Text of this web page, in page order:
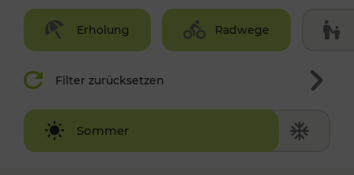
Erholung Radwege
Filter zurücksetzen
Sommer
Winter